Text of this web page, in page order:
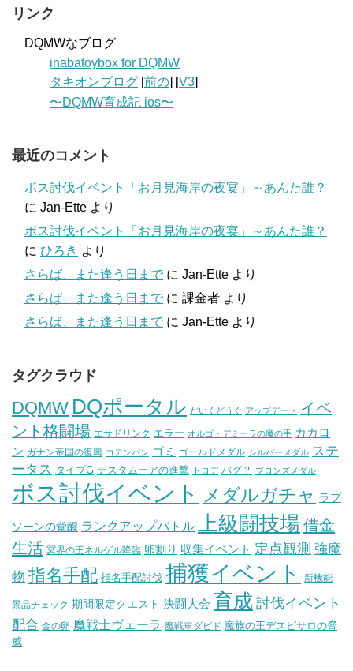
リンク
DQMWなブログ
inabatoybox for DQMW
タキオンブログ [前の] [V3]
〜DQMW育成記 ios〜
最近のコメント
ボス討伐イベント「お月見海岸の夜宴」～あんた誰？
に Jan-Ette より
ボス討伐イベント「お月見海岸の夜宴」～あんた誰？
に ひろき より
さらば、また逢う日まで に Jan-Ette より
さらば、また逢う日まで に 課金者 より
さらば、また逢う日まで に Jan-Ette より
タグクラウド
DQMW DQポータル だいくどうぐ アップデート
イベ
ント格闘場 エサドリンク エラー オルゴ・デミーラの魔の手 カカロ
ン ガナン帝国の復興 コテンパン ゴミ ゴールドメダル シルバーメダル ステ
ータス タイプG デスタムーアの進撃 トロデ バグ？ ブロンズメダル
ボス討伐イベント メダルガチャ ラプ
ソーンの覚醒 ランクアップバトル 上級闘技場 借金
生活 冥界の王ネルゲル降臨 卵割り 収集イベント 定点観測 強魔
物 指名手配 指名手配討伐 捕獲イベント 新機能
景品チェック 期間限定クエスト 決闘大会 育成 討伐イベント
配合 金の卵 魔戦士ヴェーラ 魔戦車ダビド 魔族の王デスピサロの脅
威